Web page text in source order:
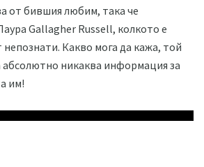
от бившия любим, така че
Gallagher Russell, колкото е
Какво мога да кажа, той
абсолютно никаква информация за
им!